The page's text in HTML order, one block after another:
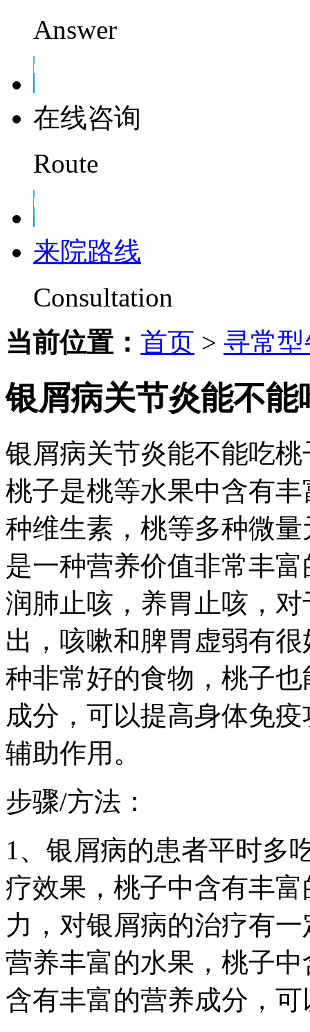
Answer
在线咨询
Route
来院路线
Consultation
当前位置： 首页 > 寻常
银屑病关节炎能不能
银屑病关节炎能不能吃
桃子是桃等水果中含有
种维生素，桃等多种微
是一种营养价值非常丰
润肺止咳，养胃止咳，
出，咳嗽和脾胃虚弱有
种非常好的食物，桃子
成分，可以提高身体免
辅助作用。
步骤/方法：
1、银屑病的患者平时多
疗效果，桃子中含有丰
力，对银屑病的治疗有
营养丰富的水果，桃子
含有丰富的营养成分，